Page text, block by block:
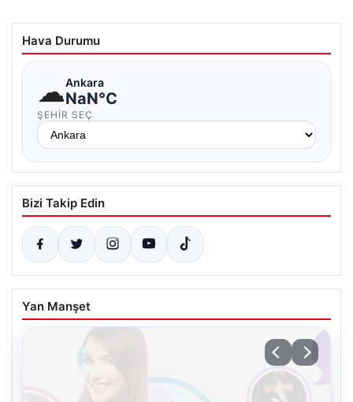
Hava Durumu
☁Ankara
NaN°C
ŞEHIR SEÇ
Bizi Takip Edin
Yan Manşet